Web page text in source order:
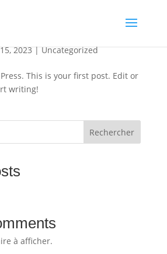
2023|Uncategorized
This is your first post. Edit or
writing!
Rechercher
à afficher.